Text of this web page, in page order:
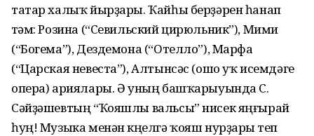
татар халыҡ йырҙары. Ҡайһы берҙәрен һанап
үтәм: Розина (“Севильский цирюльник”), Мими
(“Богема”), Дездемона (“Отелло”), Марфа
(“Царская невеста”), Алтынсәс (ошо уҡ исемдәге
опера) ариялары. Ә уның башҡарыуында С.
Сәйҙәшевтың “Ҡояшлы вальсы” нисек яңғырай
һуң! Музыка менән күңелгә ҡояш нурҙары үтеп